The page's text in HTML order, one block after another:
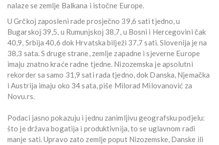
nalaze se zemlje Balkana i istočne Europe.
U Grčkoj zaposleni rade prosječno 39,6 sati tjedno, u
Bugarskoj 39,5, u Rumunjskoj 38,7, u Bosni i Hercegovini čak
40,9, Srbija 40,6 dok Hrvatska bilježi 37,7 sati. Slovenija je na
38,3 sata. S druge strane, zemlje zapadne i sjeverne Europe
imaju znatno kraće radne tjedne. Nizozemska je apsolutni
rekorder sa samo 31,9 sati rada tjedno, dok Danska, Njemačka
i Austrija imaju oko 34 sata, piše Milorad Milovanović za
Novu.rs.
Podaci jasno pokazuju i jednu zanimljivu geografsku podjelu:
što je država bogatija i produktivnija, to se uglavnom radi
manje sati. Upravo zato zemlje poput Nizozemske, Danske ili